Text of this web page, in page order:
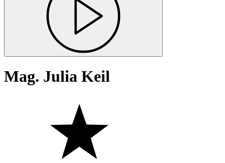
Mag. Julia Keil